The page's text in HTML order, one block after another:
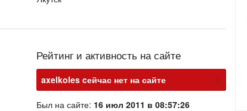
Рейтинг и активность на сайте
axelkoles cейчас нет на сайте х
Был на сайте: 16 июл 2011 в 08:57:26